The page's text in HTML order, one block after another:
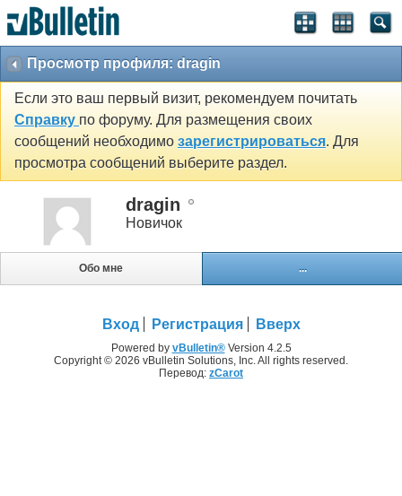
Просмотр профиля: dragin
Если это ваш первый визит, рекомендуем почитать
Справку по форуму. Для размещения своих
сообщений необходимо зарегистрироваться. Для
просмотра сообщений выберите раздел.
dragin
Новичок
Обо мне ...
Вход Регистрация Вверх
Powered by vBulletin®Version 4.2.5
Copyright © 2026 vBulletin Solutions, Inc. All rights reserved.
Перевод: zCarot